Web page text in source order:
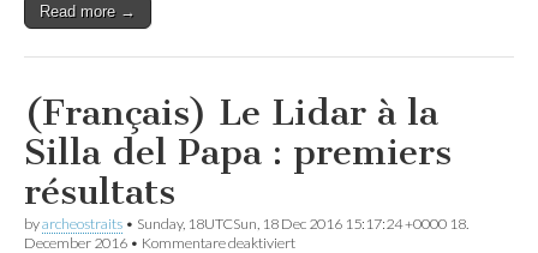
Silla
del
Read more →
(Français) Le Lidar à la
Silla del Papa : premiers
résultats
byarcheostraits • Sunday, 18UTCSun, 18 Dec 2016 15:17:24 +0000 18.
December 2016 • Kommentare deaktiviertfür